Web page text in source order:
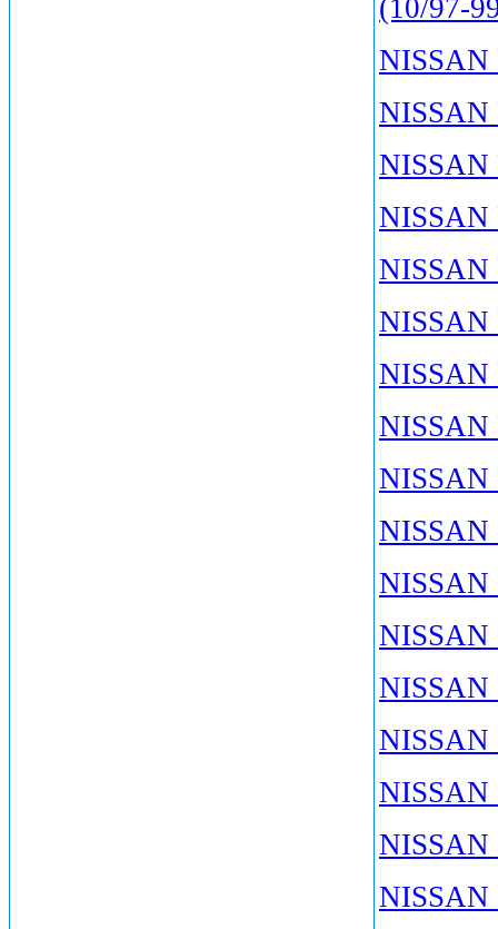
(10/97-
NISSAN
NISSAN
NISSAN
NISSAN
NISSAN
NISSAN
NISSAN
NISSAN
NISSAN
NISSAN
NISSAN
NISSAN
NISSAN
NISSAN
NISSAN
NISSAN